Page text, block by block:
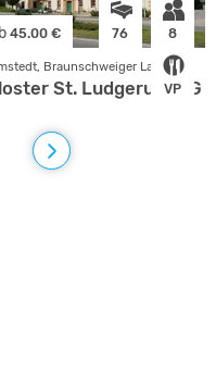
45.00 € 76 8
VP
Braunschweiger Land
St. Ludgerus" UG